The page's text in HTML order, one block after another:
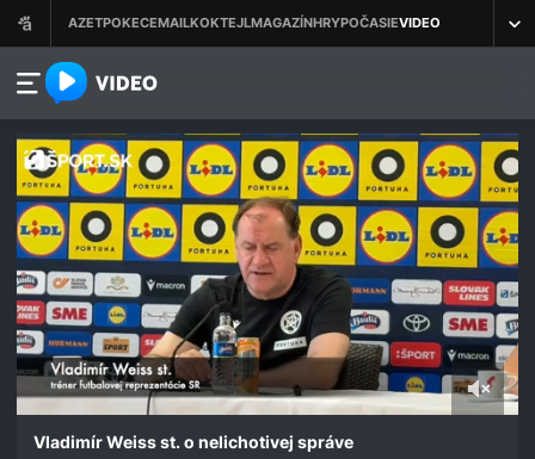
azet.video.sk
seconds
Vladimír Weiss st. o nelichotivej správe